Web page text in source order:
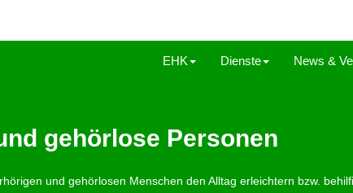
EHK Dienste News &
gehörlose Personen
und gehörlosen Menschen den Alltag erleichtern bzw.